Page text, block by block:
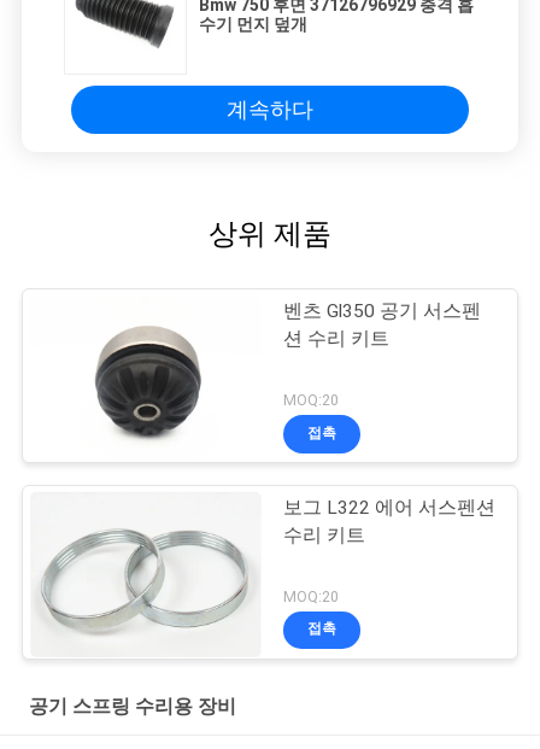
Bmw 750 후면 37126796929 충격 흡
수기 먼지 덮개
계속하다
상위 제품
벤츠 Gl350 공기 서스펜
션 수리 키트
MOQ:20
접촉
보그 L322 에어 서스펜션
수리 키트
MOQ:20
접촉
공기 스프링 수리용 장비